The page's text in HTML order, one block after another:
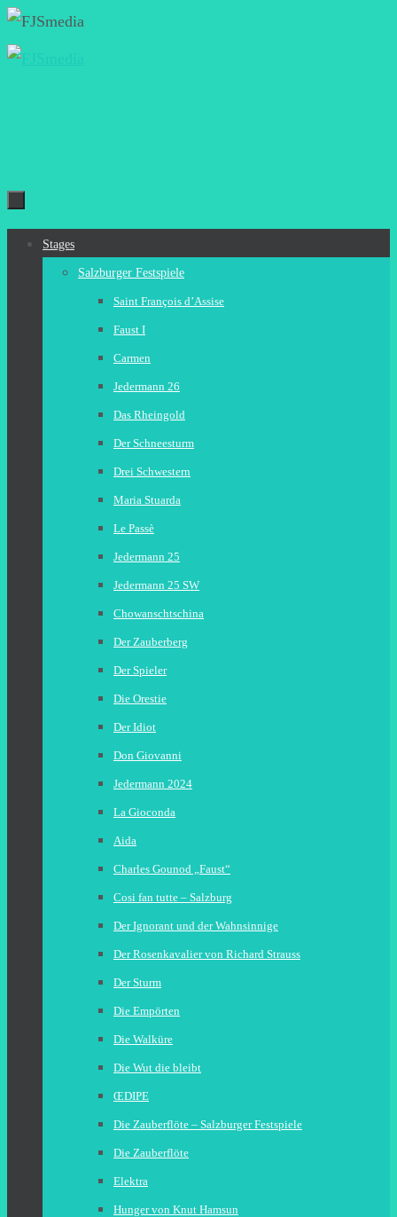
Zum
Inhalt
Zum
Stages
Salzburger Festspiele
Saint François d’Assise
Faust I
Carmen
Jedermann 26
Das Rheingold
Der Schneesturm
Drei Schwestern
Maria Stuarda
Le Passè
Jedermann 25
Jedermann 25 SW
Chowanschtschina
Der Zauberberg
Der Spieler
Die Orestie
Der Idiot
Don Giovanni
Jedermann 2024
La Gioconda
Aida
Charles Gounod „Faust“
Cosi fan tutte – Salzburg
Der Ignorant und der Wahnsinnige
Der Rosenkavalier von Richard Strauss
Der Sturm
Die Empörten
Die Walküre
Die Wut die bleibt
ŒDIPE
Die Zauberflöte – Salzburger Festspiele
Die Zauberflöte
Elektra
Hunger von Knut Hamsun